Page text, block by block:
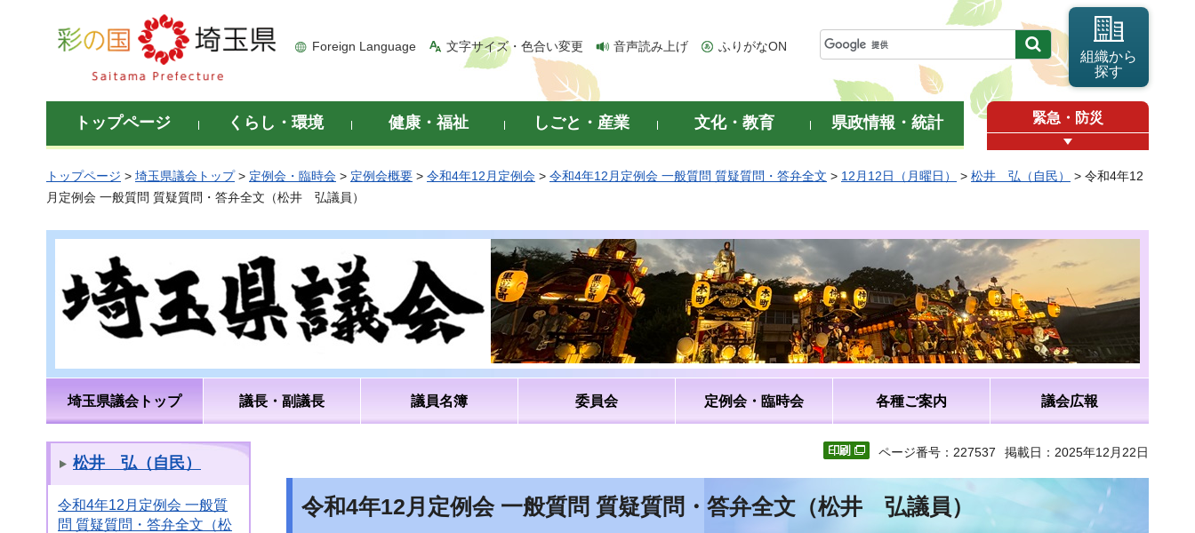
彩の国 埼玉県
Foreign Language 文字サイズ・色合い変更 音声読み上げ ふりがなON
組織から
探す
トップページ くらし・環境 健康・福祉 しごと・産業 文化・教育 県政情報・統計 緊急・防災
トップページ > 埼玉県議会トップ> 定例会・臨時会 > 定例会概要 > 令和4年12月定例会 > 令和4年12月定例会 一般質問 質疑質問・答弁全文 > 12月12日（月曜日） > 松井 弘（自民）
> 令和4年12
月定例会 一般質問 質疑質問・答弁全文（松井 弘議員）
埼玉県議会トップ 議長・副議長 議員名簿 委員会 定例会・臨時会 各種ご案内 議会広報
松井 弘（自民）
令和4年12月定例会 一般質
問 質疑質問・答弁全文（松
ページ番号：227537 掲載日：2025年12月22日
令和4年12月定例会 一般質問 質疑質問・答弁全文（松井 弘議員）